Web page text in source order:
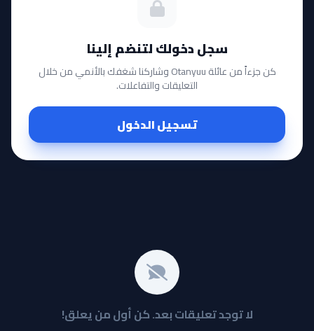
سجل دخولك لتنضم إلينا
كن جزءاً من عائلة Otanyuu وشاركنا شغفك بالأنمي من خلال
التعليقات والتفاعلات.
تسجيل الدخول
لا توجد تعليقات بعد. كن أول من يعلق!